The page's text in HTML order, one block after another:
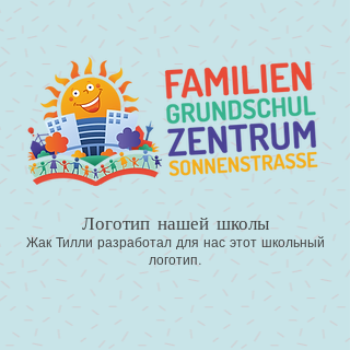
Логотип нашей школы
Жак Тилли разработал для нас этот школьный
логотип.